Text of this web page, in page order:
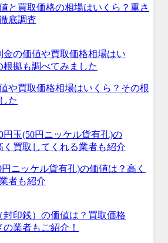
と買取価格の相場はいくら？重さ
底調査
や買取価格相場はいくら？その根
た
ニッケル貨有孔)の価値は？高く
者も紹介